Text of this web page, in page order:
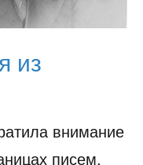
из
внимание
писем,